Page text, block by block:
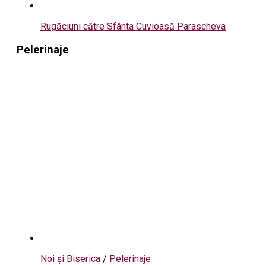
Rugăciuni către Sfânta Cuvioasă Parascheva
Pelerinaje
Noi și Biserica / Pelerinaje